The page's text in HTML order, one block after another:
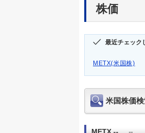
株価
最近チェック
METX(米国株)